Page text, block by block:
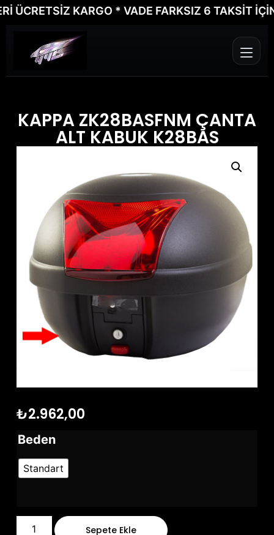
KARGO * VADE FARKSIZ 6 TAKSİT İÇİN
KAPPA ZK28BASFNM ÇANTA
ALT KABUK K28BAS
₺2.962,00
Beden
Standart
Sepete Ekle